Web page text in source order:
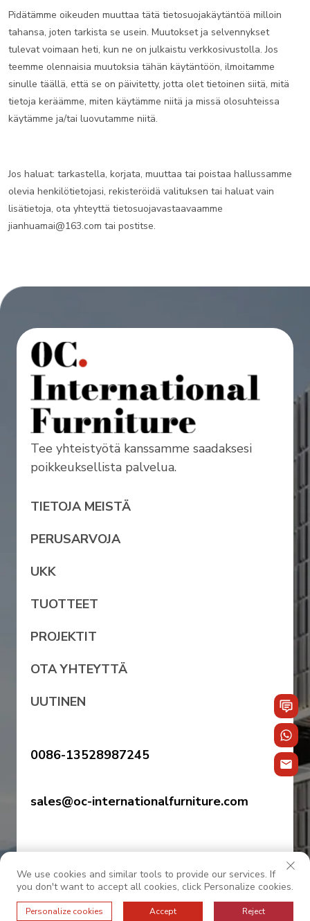
Pidätämme oikeuden muuttaa tätä tietosuojakäytäntöä milloin
tahansa, joten tarkista se usein. Muutokset ja selvennykset
tulevat voimaan heti, kun ne on julkaistu verkkosivustolla. Jos
teemme olennaisia muutoksia tähän käytäntöön, ilmoitamme
sinulle täällä, että se on päivitetty, jotta olet tietoinen siitä, mitä
tietoja keräämme, miten käytämme niitä ja missä olosuhteissa
käytämme ja/tai luovutamme niitä.
Jos haluat: tarkastella, korjata, muuttaa tai poistaa hallussamme
olevia henkilötietojasi, rekisteröidä valituksen tai haluat vain
lisätietoja, ota yhteyttä tietosuojavastaavaamme
jianhuamai@163.com tai postitse.
Tee yhteistyötä kanssamme saadaksesi
poikkeuksellista palvelua.
TIETOJA MEISTÄ
PERUSARVOJA
UKK
TUOTTEET
PROJEKTIT
OTA YHTEYTTÄ
UUTINEN
0086-13528987245
sales@oc-internationalfurniture.com
We use cookies and similar tools to provide our services. If
you don't want to accept all cookies, click Personalize cookies.
Personalize cookies Accept Reject